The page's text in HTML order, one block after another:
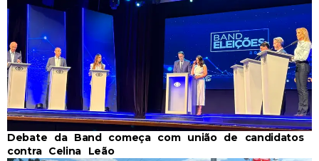
Debate da Band começa com união de candidatos
contra Celina Leão